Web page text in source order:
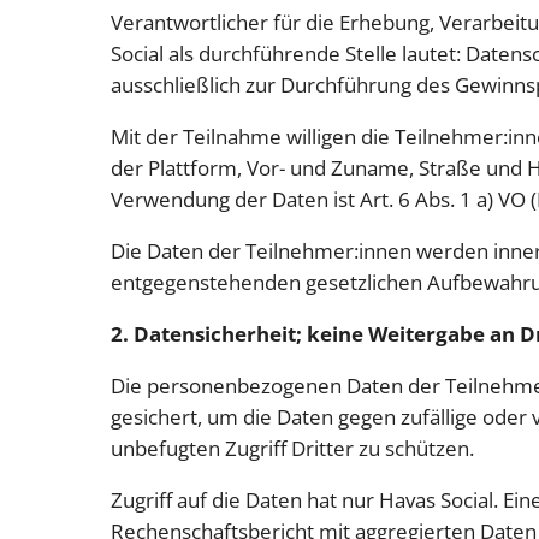
Verantwortlicher für die Erhebung,
Social als durchführende Stelle lautet:
ausschließlich zur Durchführung des
Mit der Teilnahme willigen die
der Plattform, Vor- und Zuname, Straße und
Verwendung der Daten ist Art. 6 Abs. 1 a) VO
Die Daten der Teilnehmer:innen werden
entgegenstehenden gesetzlichen
2. Datensicherheit; keine Weitergabe an
Die personenbezogenen Daten der
gesichert, um die Daten gegen zufällige
unbefugten Zugriff Dritter zu schützen.
Zugriff auf die Daten hat nur Havas Social.
Rechenschaftsbericht mit aggregierten